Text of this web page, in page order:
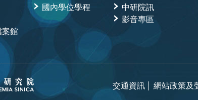
案館
國內學位學程
中研院訊
影音專區
交通資訊 網站政策及